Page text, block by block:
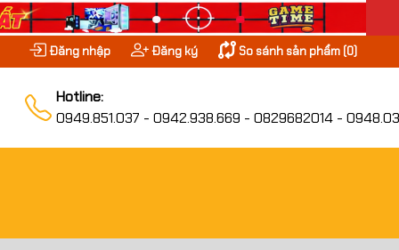
Đăng nhập Đăng ký So sánh sản phẩm (0)
Hotline:
0949.851.037 - 0942.938.669 - 0829682014 -